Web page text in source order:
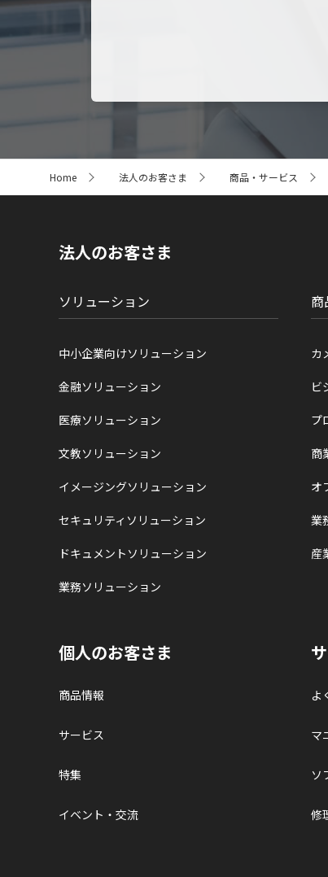
ト
Home 法人のお客さま 商品・サービス
法人のお客さま
ソリューション
中小企業向けソリューション
金融ソリューション
医療ソリューション
文教ソリューション
イメージングソリューション
セキュリティソリューション
ドキュメントソリューション
業務ソリューション
商
カ
ビ
プ
商
オ
業
産
個人のお客さま
商品情報
サービス
特集
イベント・交流
よ
マ
ソ
修